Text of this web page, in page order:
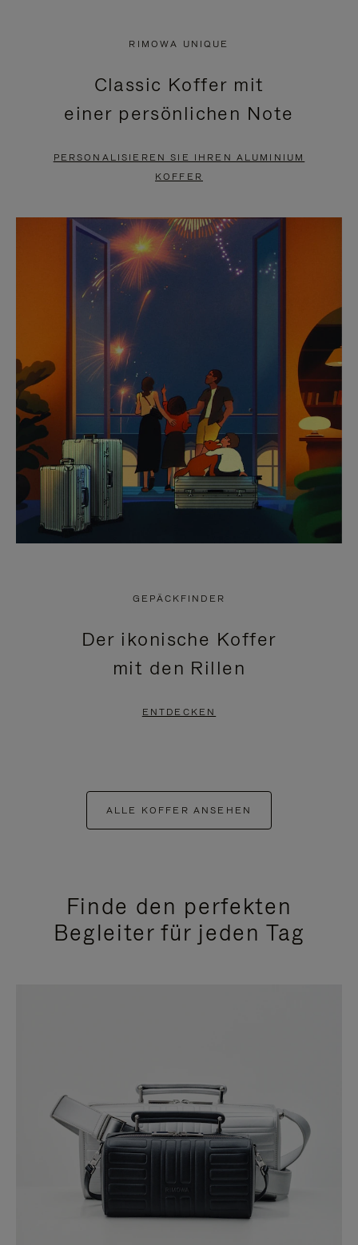
PAUSIERT,
BITTE
DRÜCKEN
ANZUHALTEN
KLICKEN
SIE
ZUM
AUFHEBEN
STUMMSCHALTUNG
RIMOWA UNIQUE
Classic Koffer mit
einer persönlichen Note
PERSONALISIEREN SIE IHREN ALUMINIUM
KOFFER
GEPÄCKFINDER
Der ikonische Koffer
mit den Rillen
ENTDECKEN
ALLE KOFFER ANSEHEN
Finde den perfekten
Begleiter für jeden Tag